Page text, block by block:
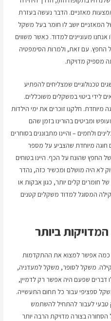
מאזניים. הדבר נעשה בעזרת
המאזניים יושב לו חומר בעל משקל
מעוניינים למדוד. כאשר משווים
החפץ. עם זאת, ולמרות הסימפטיה
מספיק מדויקת.
טכנולוגיים שמצליחים להפתיע
לידי ביטוי במשקלים משוכללים.
מיוחדת. חלקנו זוכרים את ימי הילדות
ומביטים בהורינו בזמן שהם
ולחמים – והיינו מתבוננים בסוחרים
חוגה מיוחדת שהצביע על מספר
החפץ שהונח על הכף. היינו בטוחים
לא היה מושלם ומכשיר כזה, נהדר
חומרים קלים יותר, כגון אבקות או
המסוגל למדוד משקלים קטנים
ביותר
כמה אפשר למצוא את ההתקדמות
משקל לסופר, משקל למעדניה,
שפעם היה אפשר רק לדמיין,
ספציפי עבור כל תחום התעשייה.
טבעי לעבור להתחיל להשתמש
הסחורה בצורה מדויקת הרבה יותר